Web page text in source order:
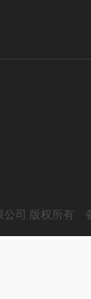
公司 版权所有